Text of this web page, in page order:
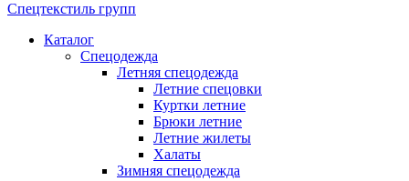
Спецтекстиль групп
Каталог
Спецодежда
Летняя спецодежда
Летние спецовки
Куртки летние
Брюки летние
Летние жилеты
Халаты
Зимняя спецодежда